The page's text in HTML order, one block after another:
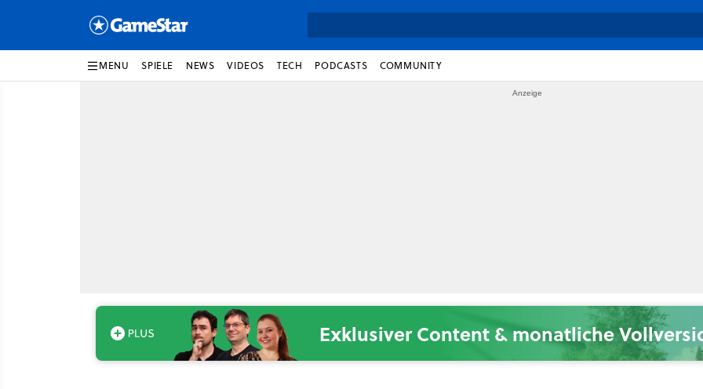
MENU SPIELE NEWS VIDEOS TECH PODCASTS COMMUNITY
Exklusiver Content & monatliche